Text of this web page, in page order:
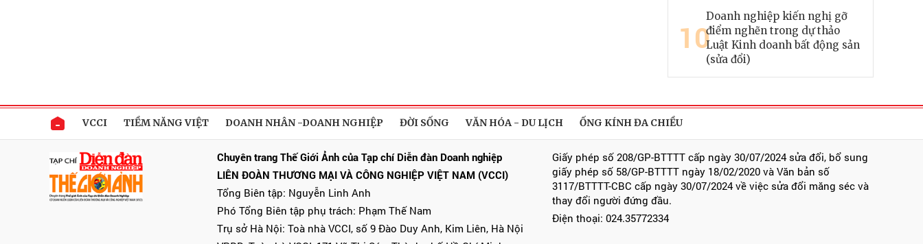
10
Doanh nghiệp kiến nghị gỡ
điểm nghẽn trong dự thảo
Luật Kinh doanh bất động sản
(sửa đổi)
VCCI TIỀM NĂNG VIỆT DOANH NHÂN -DOANH NGHIỆP ĐỜI SỐNG VĂN HÓA - DU LỊCH ỐNG KÍNH ĐA CHIỀU
Chuyên trang Thế Giới Ảnh của Tạp chí Diễn đàn Doanh nghiệp
LIÊN ĐOÀN THƯƠNG MẠI VÀ CÔNG NGHIỆP VIỆT NAM (VCCI)
Tổng Biên tập: Nguyễn Linh Anh
Phó Tổng Biên tập phụ trách: Phạm Thế Nam
Trụ sở Hà Nội: Toà nhà VCCI, số 9 Đào Duy Anh, Kim Liên, Hà Nội
Giấy phép số 208/GP-BTTTT cấp ngày 30/07/2024 sửa đổi, bổ sung
giấy phép số 58/GP-BTTTT ngày 18/02/2020 và Văn bản số
3117/BTTTT-CBC cấp ngày 30/07/2024 về việc sửa đổi măng séc và
thay đổi người đứng đầu.
Điện thoại: 024.35772334